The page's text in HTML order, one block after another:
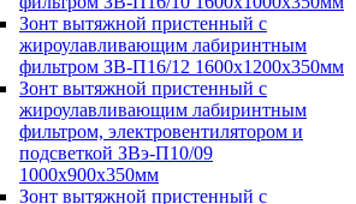
Зонт вытяжной пристенный с
жироулавливающим лабиринтным
фильтром ЗВ-П16/12 1600х1200х350мм
Зонт вытяжной пристенный с
жироулавливающим лабиринтным
фильтром, электровентилятором и
подсветкой ЗВэ-П10/09
1000х900х350мм
Зонт вытяжной пристенный с